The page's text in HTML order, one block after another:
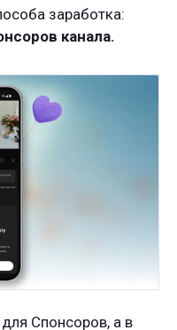
заработка:
канала.
Спонсоров, а в